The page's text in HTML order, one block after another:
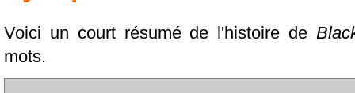
Voici un court résumé de l'histoire de
mots.